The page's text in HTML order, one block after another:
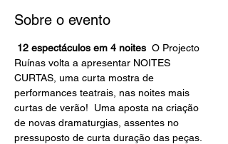
Sobre o evento
12 espectáculos em 4 noites O Projecto
Ruínas volta a apresentar NOITES
CURTAS, uma curta mostra de
performances teatrais, nas noites mais
curtas de verão!  Uma aposta na criação
de novas dramaturgias, assentes no
pressuposto de curta duração das peças.